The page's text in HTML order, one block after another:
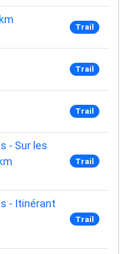
Trail
Trail
Trail
- Sur les
Trail
- Itinérant
Trail